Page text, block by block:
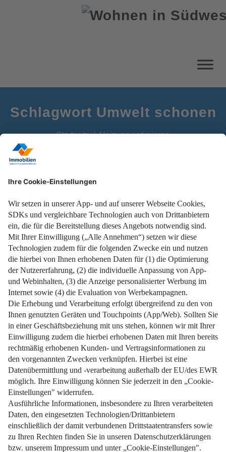
Schlagwort Umwelt schonen
Startseite Heizung optimieren
Alles zu intelligenten Thermostaten, hydraulischem
Abgleich und Co.
Weiterlesen
Impressum Datenschutz Nutzungsbedingungen
Pflichtinformationen AGB Über uns Bildquellen
Barrierefreiheit Widerrufsformular
Cookie-Einstellungen